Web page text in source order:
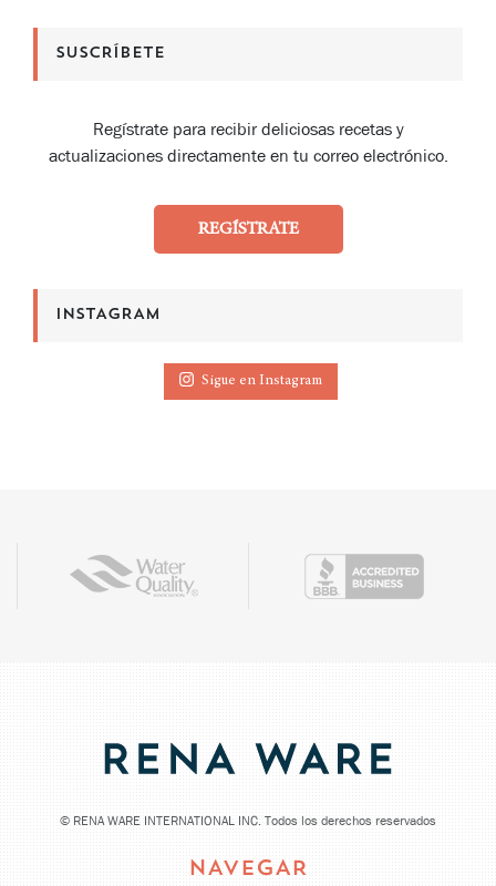
SUSCRÍBETE
Regístrate para recibir deliciosas recetas y
actualizaciones directamente en tu correo electrónico.
REGÍSTRATE
INSTAGRAM
Sigue en Instagram
© RENA WARE INTERNATIONAL INC. Todos los derechos reservados
NAVEGAR